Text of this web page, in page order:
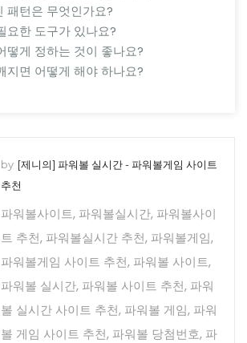
패턴은 무엇인가요?
요한 도구가 있나요?
떻게 정하는 것이 좋나요?
지면 어떻게 해야 하나요?
by [제니의] 파워볼 실시간 - 파워볼게임 사이트
추천
파워볼사이트, 파워볼실시간, 파워볼사이
트 추천, 파워볼실시간 추천, 파워볼게임,
파워볼게임 사이트 추천, 파워볼 사이트,
파워볼 실시간, 파워볼 사이트 추천, 파워
볼 실시간 사이트 추천, 파워볼 게임, 파워
볼 게임 사이트 추천, 파워볼 당첨번호, 파